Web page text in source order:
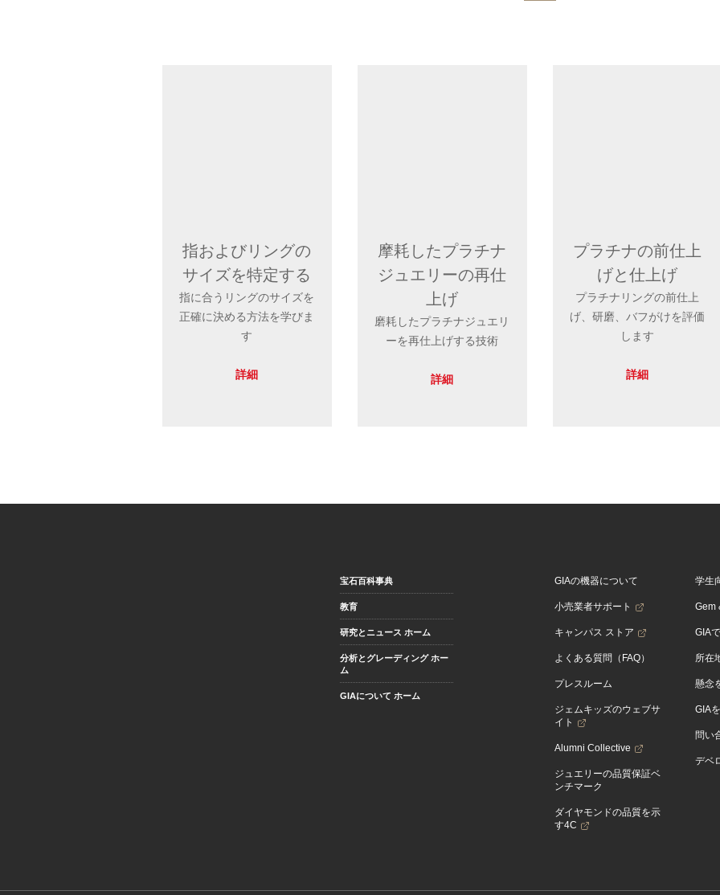
指およびリングの
サイズを特定する
指に合うリングのサイズを
正確に決める方法を学びま
す
詳細
摩耗したプラチナ
ジュエリーの再仕
上げ
磨耗したプラチナジュエリ
ーを再仕上げする技術
詳細
プラチナの前仕上
げと仕上げ
プラチナリングの前仕上
げ、研磨、バフがけを評価
します
詳細
宝石百科事典
教育
研究とニュース ホーム
分析とグレーディング ホー
ム
GIAについて ホーム
GIAの機器について
小売業者サポート
キャンパス ストア
よくある質問（FAQ）
プレスルーム
ジェムキッズのウェブサ
イト
Alumni Collective
ジュエリーの品質保証ベ
ンチマーク
ダイヤモンドの品質を示
す4C
学生
Gem
GIA
所在
懸念
GIA
問い
デベ